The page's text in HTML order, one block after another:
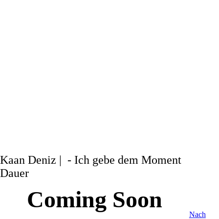
Kaan Deniz | - Ich gebe dem Moment
Dauer
Coming Soon
Nach